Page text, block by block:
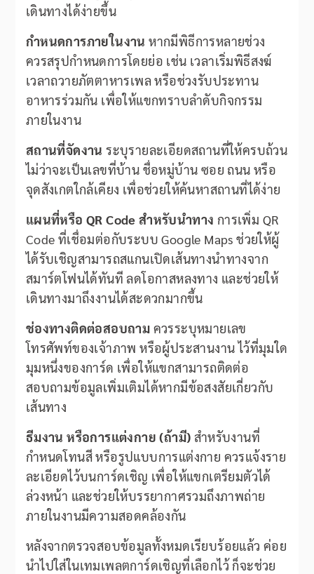
เดินทางได้ง่ายขึ้น
กำหนดการภายในงาน หากมีพิธีการหลายช่วง
ควรสรุปกำหนดการโดยย่อ เช่น เวลาเริ่มพิธีสงฆ์
เวลาถวายภัตตาหารเพล หรือช่วงรับประทาน
อาหารร่วมกัน เพื่อให้แขกทราบลำดับกิจกรรม
ภายในงาน
สถานที่จัดงาน ระบุรายละเอียดสถานที่ให้ครบถ้วน
ไม่ว่าจะเป็นเลขที่บ้าน ชื่อหมู่บ้าน ซอย ถนน หรือ
จุดสังเกตใกล้เคียง เพื่อช่วยให้ค้นหาสถานที่ได้ง่าย
แผนที่หรือ QR Code สำหรับนำทาง การเพิ่ม QR
Code ที่เชื่อมต่อกับระบบ Google Maps ช่วยให้ผู้
ได้รับเชิญสามารถสแกนเปิดเส้นทางนำทางจาก
สมาร์ตโฟนได้ทันที ลดโอกาสหลงทาง และช่วยให้
เดินทางมาถึงงานได้สะดวกมากขึ้น
ช่องทางติดต่อสอบถาม ควรระบุหมายเลข
โทรศัพท์ของเจ้าภาพ หรือผู้ประสานงาน ไว้ที่มุมใด
มุมหนึ่งของการ์ด เพื่อให้แขกสามารถติดต่อ
สอบถามข้อมูลเพิ่มเติมได้หากมีข้อสงสัยเกี่ยวกับ
เส้นทาง
ธีมงาน หรือการแต่งกาย (ถ้ามี) สำหรับงานที่
กำหนดโทนสี หรือรูปแบบการแต่งกาย ควรแจ้งราย
ละเอียดไว้บนการ์ดเชิญ เพื่อให้แขกเตรียมตัวได้
ล่วงหน้า และช่วยให้บรรยากาศรวมถึงภาพถ่าย
ภายในงานมีความสอดคล้องกัน
หลังจากตรวจสอบข้อมูลทั้งหมดเรียบร้อยแล้ว ค่อย
นำไปใส่ในเทมเพลตการ์ดเชิญที่เลือกไว้ ก็จะช่วย